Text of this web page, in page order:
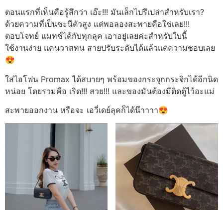
ตอนแรกที่เห็นคือรู้สึกว่า เอ๊ะ!!! มันเล็กไปรึเปล่าสำหรับเรา?
ด้วยความที่เป็นชะนีตัวสูง แต่พอลองสะพายคือใช่เลย!!!
ตอบโจทย์ แมทช์ได้กับทุกลุค เอาอยู่เลยค่ะสำหรับใบนี้
ใช้งานง่าย แคนวาสทน สายปรับระดับได้แล้วแต่ความชอบเลย
😍
ใส่ไอโฟน Promax ได้สบายๆ พร้อมของกระจุกกระจิกได้อีกนิด
หน่อย โดยรวมคือ เริด!!! สวย!!! และของมันต้องมีติดตู้ไว้อะแม่
สะพายออกงาน หรือจะ เอวี่เดย์ลุคก็ได้น๊าาาา😍